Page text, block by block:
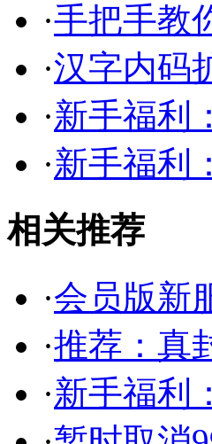
·手把手教
·汉字内码
·新手福利
·新手福利
相关推荐
·会员版新
·推荐：真
·新手福利